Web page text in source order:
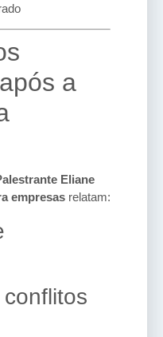
a
Eliane
empresas relatam: